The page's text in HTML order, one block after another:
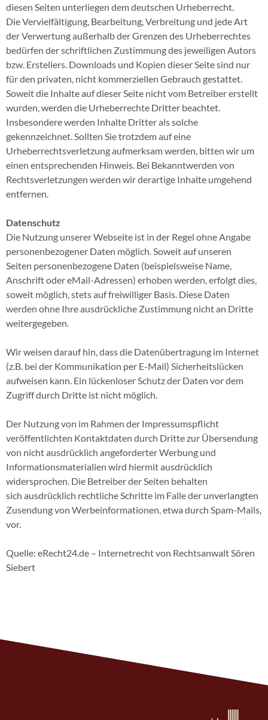
diesen Seiten unterliegen dem deutschen Urheberrecht.
Die Vervielfältigung, Bearbeitung, Verbreitung und jede Art
der Verwertung außerhalb der Grenzen des Urheberrechtes
bedürfen der schriftlichen Zustimmung des jeweiligen Autors
bzw. Erstellers. Downloads und Kopien dieser Seite sind nur
für den privaten, nicht kommerziellen Gebrauch gestattet.
Soweit die Inhalte auf dieser Seite nicht vom Betreiber erstellt
wurden, werden die Urheberrechte Dritter beachtet.
Insbesondere werden Inhalte Dritter als solche
gekennzeichnet. Sollten Sie trotzdem auf eine
Urheberrechtsverletzung aufmerksam werden, bitten wir um
einen entsprechenden Hinweis. Bei Bekanntwerden von
Rechtsverletzungen werden wir derartige Inhalte umgehend
entfernen.
Datenschutz
Die Nutzung unserer Webseite ist in der Regel ohne Angabe
personenbezogener Daten möglich. Soweit auf unseren
Seiten personenbezogene Daten (beispielsweise Name,
Anschrift oder eMail-Adressen) erhoben werden, erfolgt dies,
soweit möglich, stets auf freiwilliger Basis. Diese Daten
werden ohne Ihre ausdrückliche Zustimmung nicht an Dritte
weitergegeben.
Wir weisen darauf hin, dass die Datenübertragung im Internet
(z.B. bei der Kommunikation per E-Mail) Sicherheitslücken
aufweisen kann. Ein lückenloser Schutz der Daten vor dem
Zugriff durch Dritte ist nicht möglich.
Der Nutzung von im Rahmen der Impressumspflicht
veröffentlichten Kontaktdaten durch Dritte zur Übersendung
von nicht ausdrücklich angeforderter Werbung und
Informationsmaterialien wird hiermit ausdrücklich
widersprochen. Die Betreiber der Seiten behalten
sich ausdrücklich rechtliche Schritte im Falle der unverlangten
Zusendung von Werbeinformationen, etwa durch Spam-Mails,
vor.
Quelle: eRecht24.de – Internetrecht von Rechtsanwalt Sören
Siebert